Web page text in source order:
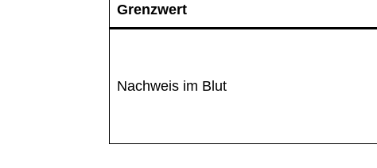
Grenzwert
Nachweis im Blut